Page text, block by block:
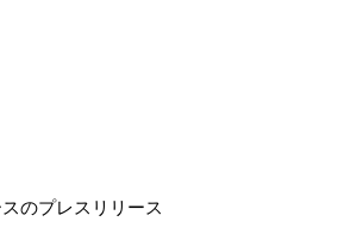
のプレスリリース